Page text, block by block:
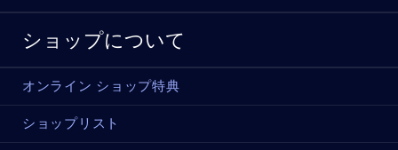
ショップについて
オンライン ショップ特典
ショップリスト